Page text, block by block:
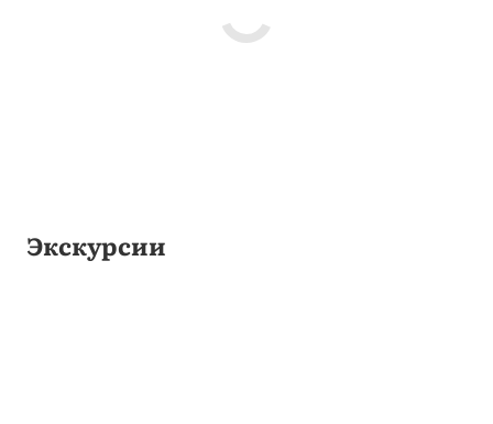
Экскурсии